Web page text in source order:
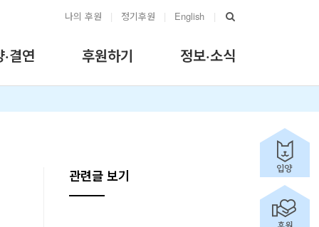
나의 후원 | 정기후원 | English |
결연 후원하기 정보·소식
관련글 보기